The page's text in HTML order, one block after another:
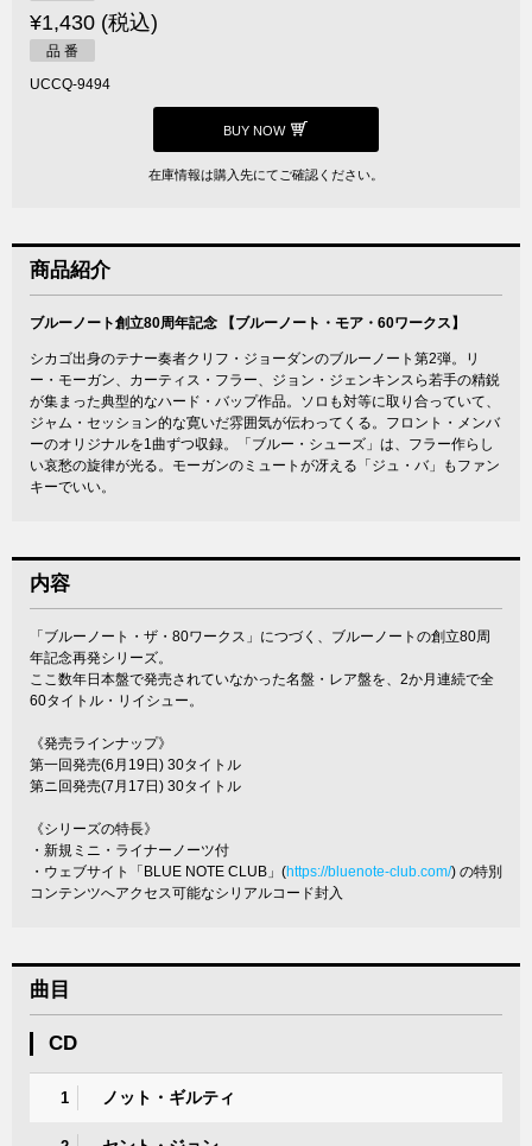
¥1,430 (税込)
品 番
UCCQ-9494
BUY NOW
在庫情報は購入先にてご確認ください。
商品紹介
ブルーノート創立80周年記念 【ブルーノート・モア・60ワークス】
シカゴ出身のテナー奏者クリフ・ジョーダンのブルーノート第2弾。リ
ー・モーガン、カーティス・フラー、ジョン・ジェンキンスら若手の精鋭
が集まった典型的なハード・バップ作品。ソロも対等に取り合っていて、
ジャム・セッション的な寛いだ雰囲気が伝わってくる。フロント・メンバ
ーのオリジナルを1曲ずつ収録。「ブルー・シューズ」は、フラー作らし
い哀愁の旋律が光る。モーガンのミュートが冴える「ジュ・バ」もファン
キーでいい。
内容
「ブルーノート・ザ・80ワークス」につづく、ブルーノートの創立80周
年記念再発シリーズ。
ここ数年日本盤で発売されていなかった名盤・レア盤を、2か月連続で全
60タイトル・リイシュー。
《発売ラインナップ》
第一回発売(6月19日) 30タイトル
第ニ回発売(7月17日) 30タイトル
《シリーズの特長》
・新規ミニ・ライナーノーツ付
・ウェブサイト「BLUE NOTE CLUB」(https://bluenote-club.com/) の特別
コンテンツへアクセス可能なシリアルコード封入
曲目
CD
1 ノット・ギルティ